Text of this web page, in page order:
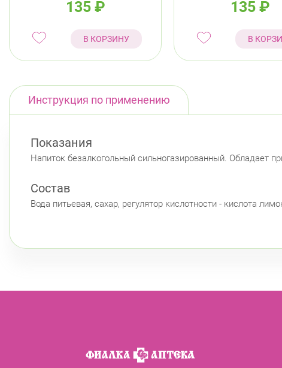
135 ₽
В КОРЗИНУ
0,33Л
135 ₽
В
Инструкция по применению
Показания
Напиток безалкогольный сильногазированный. Обладает
Состав
Вода питьевая, сахар, регулятор кислотности - кислота